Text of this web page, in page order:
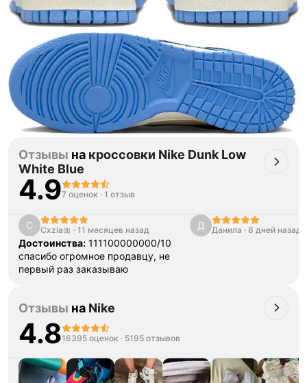
Отзывы на кроссовки Nike Dunk Low
White Blue
4.97 оценок · 1 отзыв
C Cxzia🎀 · 11 месяцев назад
Достоинства: 111100000000/10
спасибо огромное продавцу, не
первый раз заказываю
Д Данила · 8 дней назад
Отзывы на Nike
4.816395 оценок · 5195 отзывов